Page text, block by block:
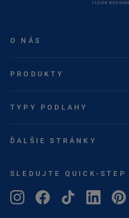
O NÁS
PRODUKTY
TYPY PODLAHY
ĎALŠIE STRÁNKY
SLEDUJTE QUICK-STEP